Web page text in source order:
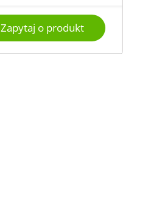
Zapytaj o produkt